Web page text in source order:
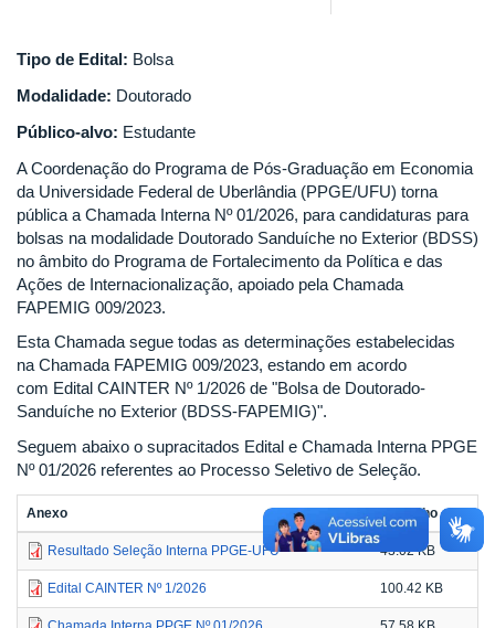
Tipo de Edital: Bolsa
Modalidade: Doutorado
Público-alvo: Estudante
A Coordenação do Programa de Pós-Graduação em Economia
da Universidade Federal de Uberlândia (PPGE/UFU) torna
pública a Chamada Interna Nº 01/2026, para candidaturas para
bolsas na modalidade Doutorado Sanduíche no Exterior (BDSS)
no âmbito do Programa de Fortalecimento da Política e das
Ações de Internacionalização, apoiado pela Chamada
FAPEMIG 009/2023.
Esta Chamada segue todas as determinações estabelecidas
na Chamada FAPEMIG 009/2023, estando em acordo
com Edital CAINTER Nº 1/2026 de "Bolsa de Doutorado-
Sanduíche no Exterior (BDSS-FAPEMIG)".
Seguem abaixo o supracitados Edital e Chamada Interna PPGE
Nº 01/2026 referentes ao Processo Seletivo de Seleção.
Anexo Tamanho
Resultado Seleção Interna PPGE-UFU 43.02 KB
Edital CAINTER Nº 1/2026 100.42 KB